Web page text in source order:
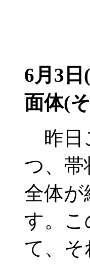
6月3
面体(
昨日
つ、帯
全体
す。
て、そ